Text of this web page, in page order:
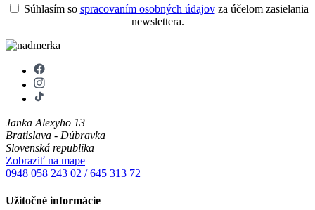
Súhlasím so spracovaním osobných údajovza účelom zasielania
newslettera.
Janka Alexyho 13
Bratislava - Dúbravka
Slovenská republika
Zobraziť na mape
0948 058 243 02 / 645 313 72
Užitočné informácie